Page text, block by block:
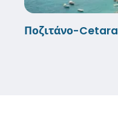
Ποζιτάνο-Cetara